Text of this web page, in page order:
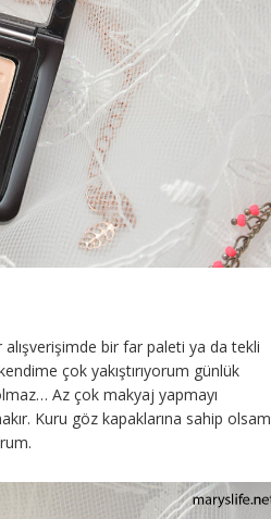
bir far paleti ya da tekli
çok yakıştırıyorum günlük
Az çok makyaj yapmayı
Kuru göz kapaklarına sahip olsam